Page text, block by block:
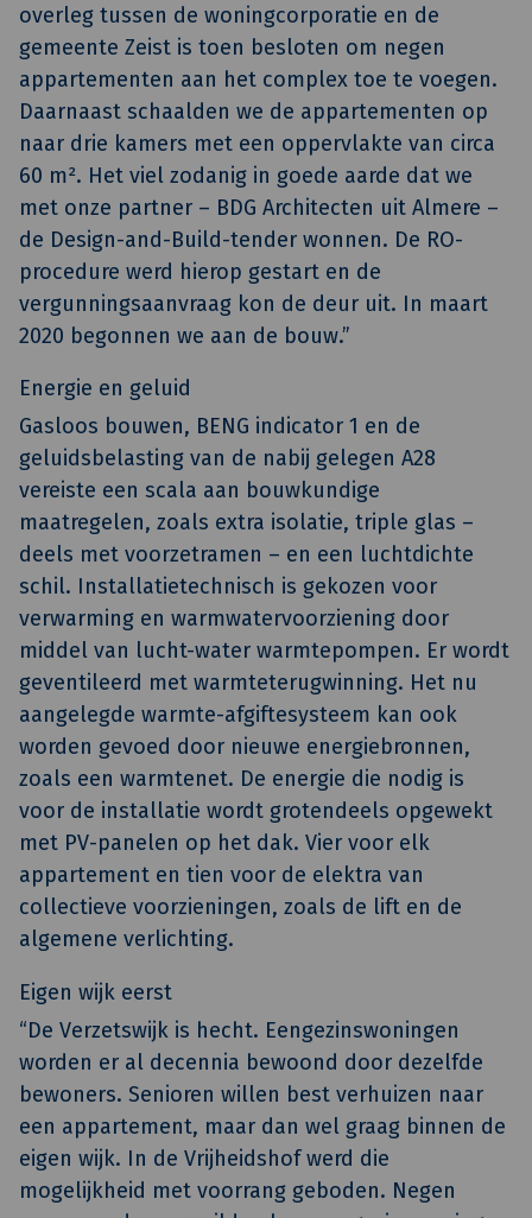
overleg tussen de woningcorporatie en de
gemeente Zeist is toen besloten om negen
appartementen aan het complex toe te voegen.
Daarnaast schaalden we de appartementen op
naar drie kamers met een oppervlakte van circa
60 m². Het viel zodanig in goede aarde dat we
met onze partner – BDG Architecten uit Almere –
de Design-and-Build-tender wonnen. De RO-
procedure werd hierop gestart en de
vergunningsaanvraag kon de deur uit. In maart
2020 begonnen we aan de bouw.”
Energie en geluid
Gasloos bouwen, BENG indicator 1 en de
geluidsbelasting van de nabij gelegen A28
vereiste een scala aan bouwkundige
maatregelen, zoals extra isolatie, triple glas –
deels met voorzetramen – en een luchtdichte
schil. Installatietechnisch is gekozen voor
verwarming en warmwatervoorziening door
middel van lucht-water warmtepompen. Er wordt
geventileerd met warmteterugwinning. Het nu
aangelegde warmte-afgiftesysteem kan ook
worden gevoed door nieuwe energiebronnen,
zoals een warmtenet. De energie die nodig is
voor de installatie wordt grotendeels opgewekt
met PV-panelen op het dak. Vier voor elk
appartement en tien voor de elektra van
collectieve voorzieningen, zoals de lift en de
algemene verlichting.
Eigen wijk eerst
“De Verzetswijk is hecht. Eengezinswoningen
worden er al decennia bewoond door dezelfde
bewoners. Senioren willen best verhuizen naar
een appartement, maar dan wel graag binnen de
eigen wijk. In de Vrijheidshof werd die
mogelijkheid met voorrang geboden. Negen